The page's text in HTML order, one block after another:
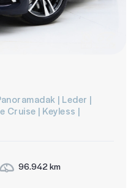
| Leder |
Cruise | Keyless |
96.942 km